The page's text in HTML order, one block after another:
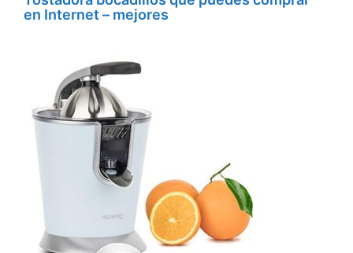
en Internet – mejores